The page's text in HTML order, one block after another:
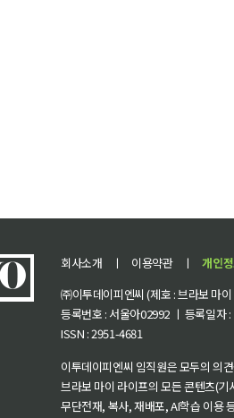
회사소개 ㅣ 이용약관 ㅣ 개인
㈜이투데이피엔씨 (제호 : 브라보 마
등록번호 : 서울아02992 ㅣ 등록일자
ISSN : 2951-4681
이투데이피엔씨 임직원은 모두의 의
브라보 마이 라이프의 모든 콘텐츠(
무단전재, 복사, 재배포, AI학습 이용